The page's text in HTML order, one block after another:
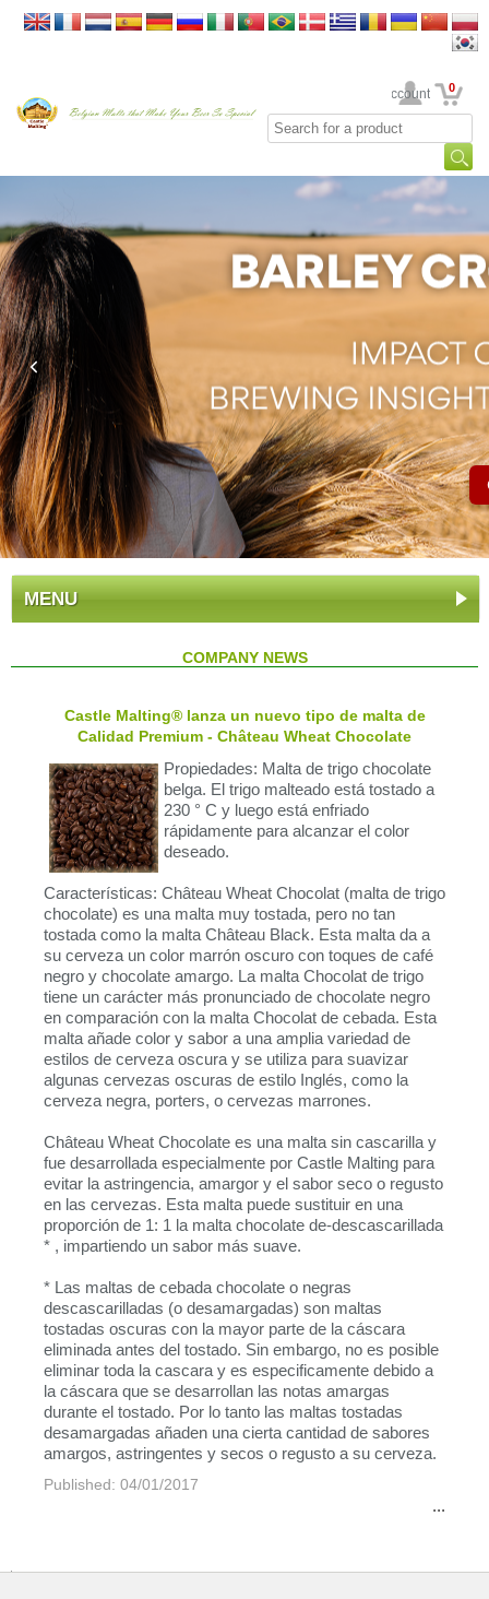
Your Account 0
MENU
COMPANY NEWS
Castle Malting® lanza un nuevo tipo de malta de
Calidad Premium - Château Wheat Chocolate
Propiedades: Malta de trigo chocolate
belga. El trigo malteado está tostado a
230 ° C y luego está enfriado
rápidamente para alcanzar el color
deseado.
Características: Château Wheat Chocolat (malta de trigo
chocolate) es una malta muy tostada, pero no tan
tostada como la malta Château Black. Esta malta da a
su cerveza un color marrón oscuro con toques de café
negro y chocolate amargo. La malta Chocolat de trigo
tiene un carácter más pronunciado de chocolate negro
en comparación con la malta Chocolat de cebada. Esta
malta añade color y sabor a una amplia variedad de
estilos de cerveza oscura y se utiliza para suavizar
algunas cervezas oscuras de estilo Inglés, como la
cerveza negra, porters, o cervezas marrones.
Château Wheat Chocolate es una malta sin cascarilla y
fue desarrollada especialmente por Castle Malting para
evitar la astringencia, amargor y el sabor seco o regusto
en las cervezas. Esta malta puede sustituir en una
proporción de 1: 1 la malta chocolate de-descascarillada
* , impartiendo un sabor más suave.
* Las maltas de cebada chocolate o negras
descascarilladas (o desamargadas) son maltas
tostadas oscuras con la mayor parte de la cáscara
eliminada antes del tostado. Sin embargo, no es posible
eliminar toda la cascara y es especificamente debido a
la cáscara que se desarrollan las notas amargas
durante el tostado. Por lo tanto las maltas tostadas
desamargadas añaden una cierta cantidad de sabores
amargos, astringentes y secos o regusto a su cerveza.
Published: 04/01/2017
...